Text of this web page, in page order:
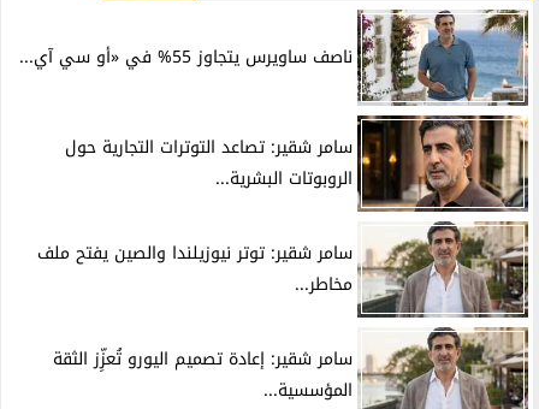
ناصف ساويرس يتجاوز 55% في «أو سي آي...
سامر شقير: تصاعد التوترات التجارية حول
الروبوتات البشرية...
سامر شقير: توتر نيوزيلندا والصين يفتح ملف
مخاطر...
سامر شقير: إعادة تصميم اليورو تُعزِّز الثقة
المؤسسية...